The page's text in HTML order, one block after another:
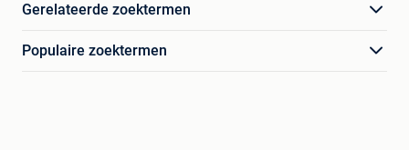
Gerelateerde zoektermen
Populaire zoektermen